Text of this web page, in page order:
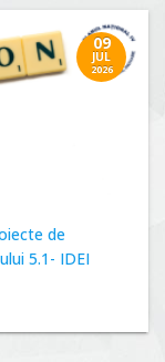
09
JUL
2026
de
5.1- IDEI